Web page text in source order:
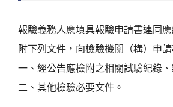
報驗義務人應填具報驗申請書連同
附下列文件，向檢驗機關（構）申請
一、經公告應檢附之相關試驗紀錄
二、其他檢驗必要文件。